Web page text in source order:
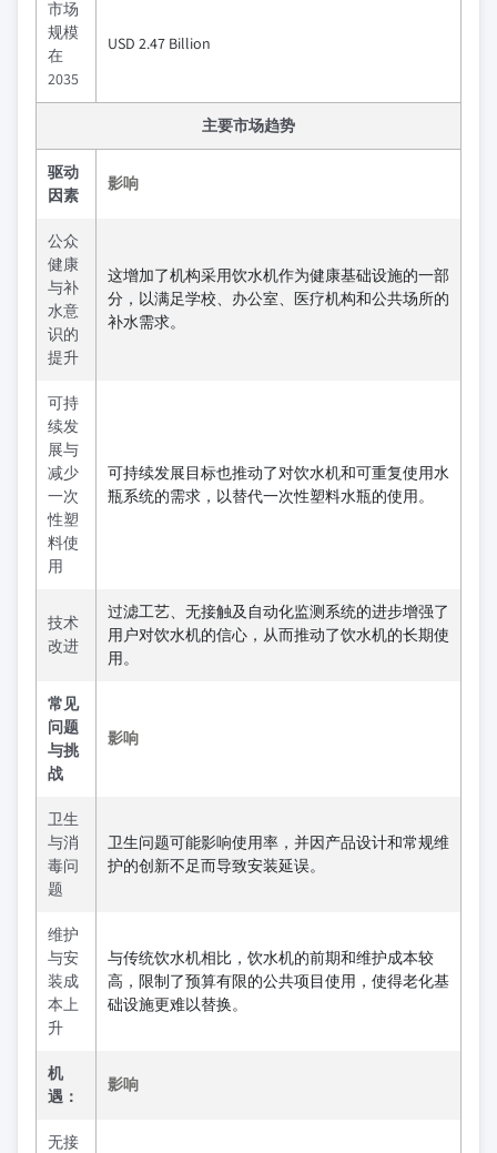
市场
规模
在
2035
USD 2.47 Billion
主要市场趋势
驱动
因素
影响
公众
健康
与补
水意
识的
提升
这增加了机构采用饮水机作为健康基础设施的一部
分，以满足学校、办公室、医疗机构和公共场所的
补水需求。
可持
续发
展与
减少
一次
性塑
料使
用
可持续发展目标也推动了对饮水机和可重复使用水
瓶系统的需求，以替代一次性塑料水瓶的使用。
技术
改进
过滤工艺、无接触及自动化监测系统的进步增强了
用户对饮水机的信心，从而推动了饮水机的长期使
用。
常见
问题
与挑
战
影响
卫生
与消
毒问
题
卫生问题可能影响使用率，并因产品设计和常规维
护的创新不足而导致安装延误。
维护
与安
装成
本上
升
与传统饮水机相比，饮水机的前期和维护成本较
高，限制了预算有限的公共项目使用，使得老化基
础设施更难以替换。
机
遇：
影响
无接